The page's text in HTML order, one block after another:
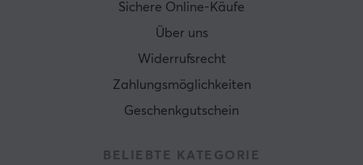
Sichere Online-Käufe
Über uns
Widerrufsrecht
Zahlungsmöglichkeiten
Geschenkgutschein
BELIEBTE KATEGORIE